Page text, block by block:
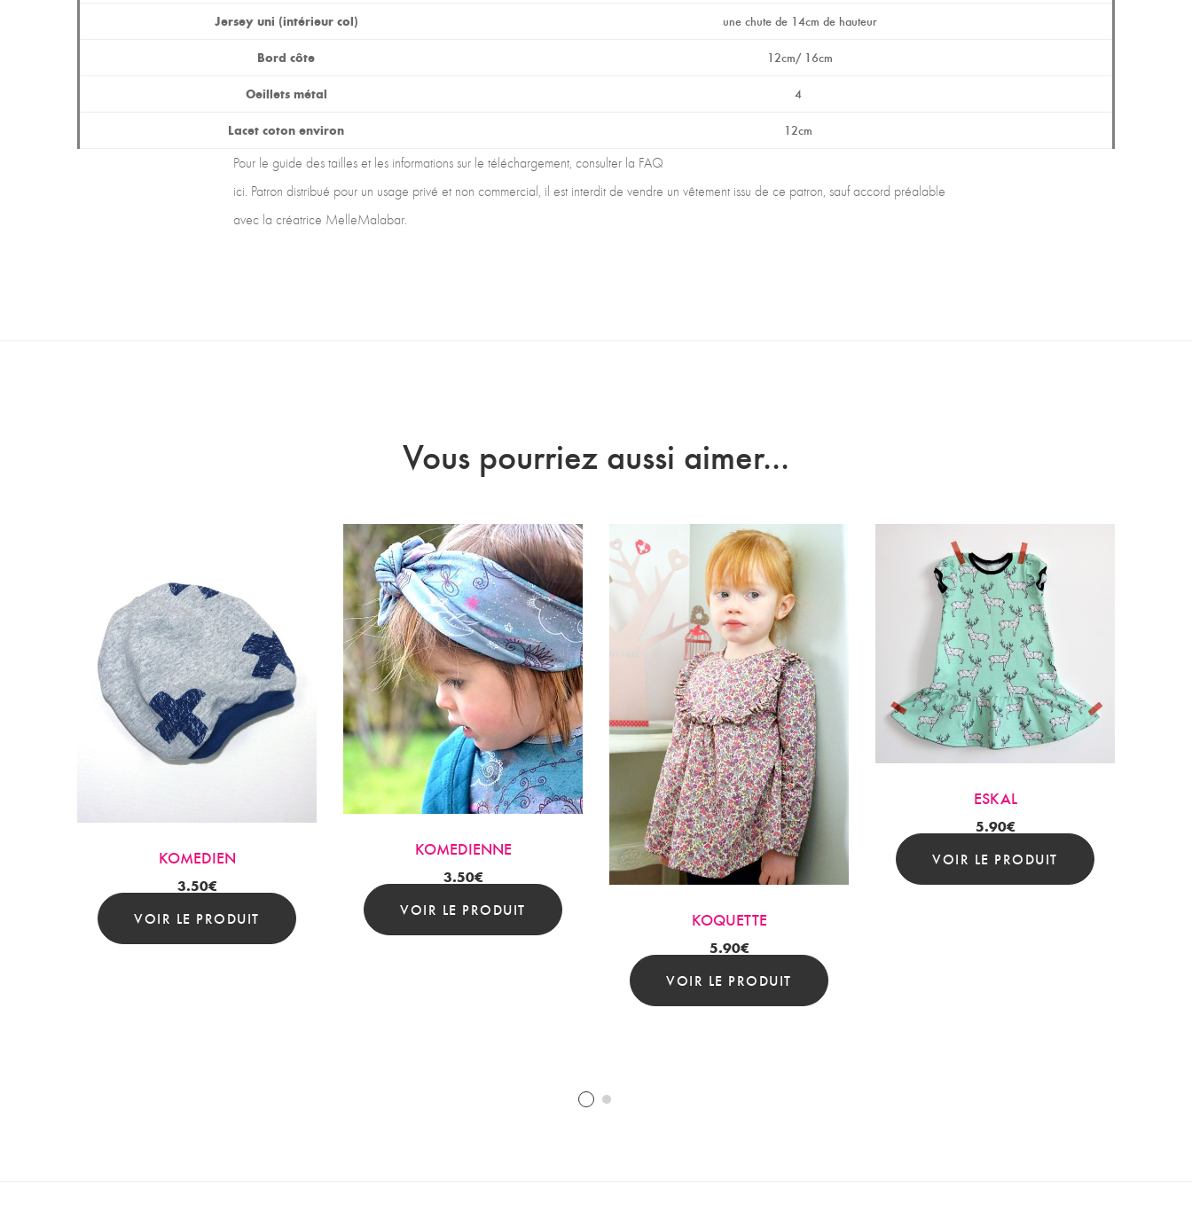
Jersey uni (intérieur col) une chute de 14cm de hauteur
Bord côte 12cm/ 16cm
Oeillets métal 4
Lacet coton environ
12cm
Pour le guide des tailles et les informations sur le téléchargement, consulter la FAQ
ici. Patron distribué pour un usage privé et non commercial, il est interdit de vendre un vêtement issu de ce patron, sauf accord préalable
avec la créatrice MelleMalabar.
Vous pourriez aussi aimer...
KOMEDIEN
3.50€
VOIR LE PRODUIT
KOMEDIENNE
3.50€
VOIR LE PRODUIT
KOQUETTE
5.90€
VOIR LE PRODUIT
ESKAL
5.90€
VOIR LE PRODUIT